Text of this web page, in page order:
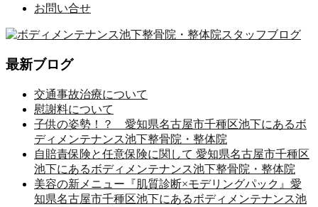
お問い合せ
最新ブログ
交通事故治療について
慰謝料について
子供の姿勢！？ 愛知県名古屋市千種区池下にあるボ
ディメンテナンス池下整骨院・整体院
自賠責保険と任意保険に関して 愛知県名古屋市千種区
池下にあるボディメンテナンス池下整骨院・整体院
美容の新メニュー『肌質診断×モデリングパック』愛
知県名古屋市千種区池下にあるボディメンテナンス池